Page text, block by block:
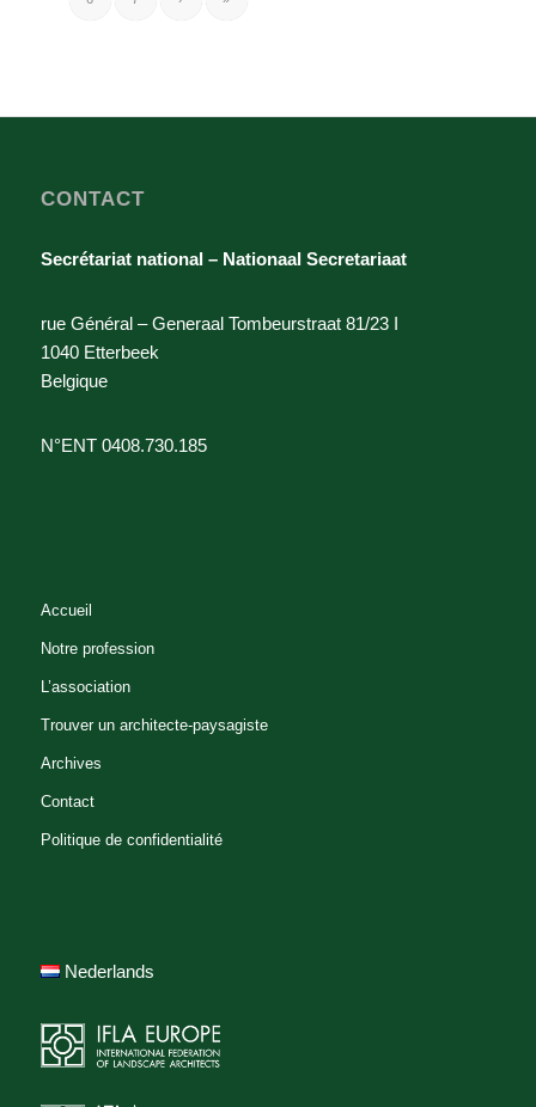
CONTACT
Secrétariat national – Nationaal Secretariaat
rue Général – Generaal Tombeurstraat 81/23 I
1040 Etterbeek
Belgique
N°ENT 0408.730.185
Accueil
Notre profession
L’association
Trouver un architecte-paysagiste
Archives
Contact
Politique de confidentialité
Nederlands